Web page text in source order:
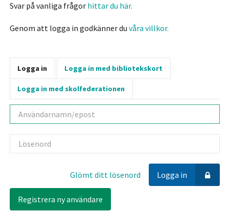
Svar på vanliga frågor hittar du här.
Genom att logga in godkänner du våra villkor.
Logga in Logga in med bibliotekskort
Logga in med skolfederationen
Användarnamn
Lösenord
Logga in
Glömt ditt lösenord
Registrera ny användare